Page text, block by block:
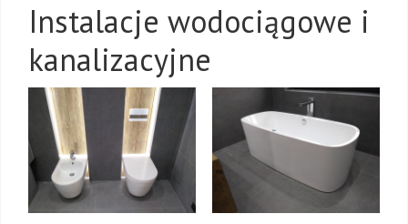
Instalacje wodociągowe i
kanalizacyjne